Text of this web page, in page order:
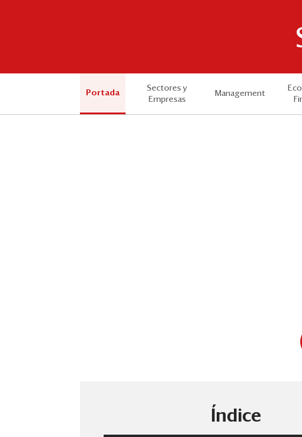
Portada
Sectores y
Empresas
Management
Índice